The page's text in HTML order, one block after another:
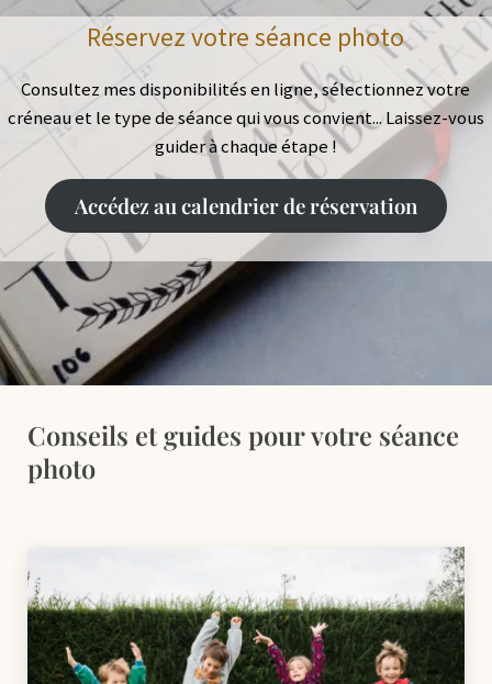
Réservez votre séance photo
Consultez mes disponibilités en ligne, sélectionnez votre
créneau et le type de séance qui vous convient... Laissez-vous
guider à chaque étape !
Accédez au calendrier de réservation
Conseils et guides pour votre séance
photo